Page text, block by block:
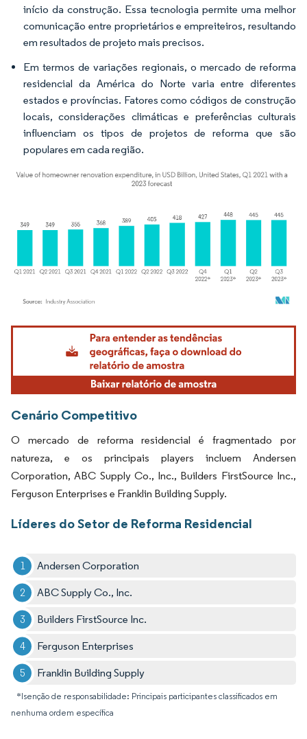
início da construção. Essa tecnologia permite uma melhor
comunicação entre proprietários e empreiteiros, resultando
em resultados de projeto mais precisos.
Em termos de variações regionais, o mercado de reforma
residencial da América do Norte varia entre diferentes
estados e províncias. Fatores como códigos de construção
locais, considerações climáticas e preferências culturais
influenciam os tipos de projetos de reforma que são
populares em cada região.
Imagem © Mordor Intelligence. O reuso requer atribuição conforme CC BY 4.0.
Cenário Competitivo
O mercado de reforma residencial é fragmentado por
natureza, e os principais players incluem Andersen
Corporation, ABC Supply Co., Inc., Builders FirstSource Inc.,
Ferguson Enterprises e Franklin Building Supply.
Líderes do Setor de Reforma Residencial
Andersen Corporation
ABC Supply Co., Inc.
Builders FirstSource Inc.
Ferguson Enterprises
Franklin Building Supply
*Isenção de responsabilidade: Principais participantes classificados em
nenhuma ordem específica